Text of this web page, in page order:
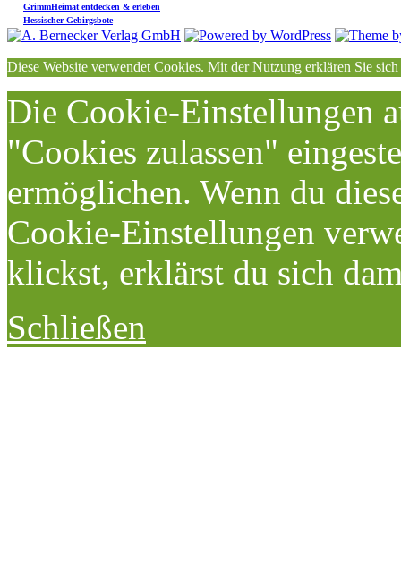
GrimmHeimat entdecken & erleben
Hessischer Gebirgsbote
Diese Website verwendet Cookies. Mit der Nutzung erklären Sie
Die Cookie-Einstellungen
"Cookies zulassen"
ermöglichen. Wenn du
Cookie-Einstellungen
klickst, erklärst du sich
Schließen